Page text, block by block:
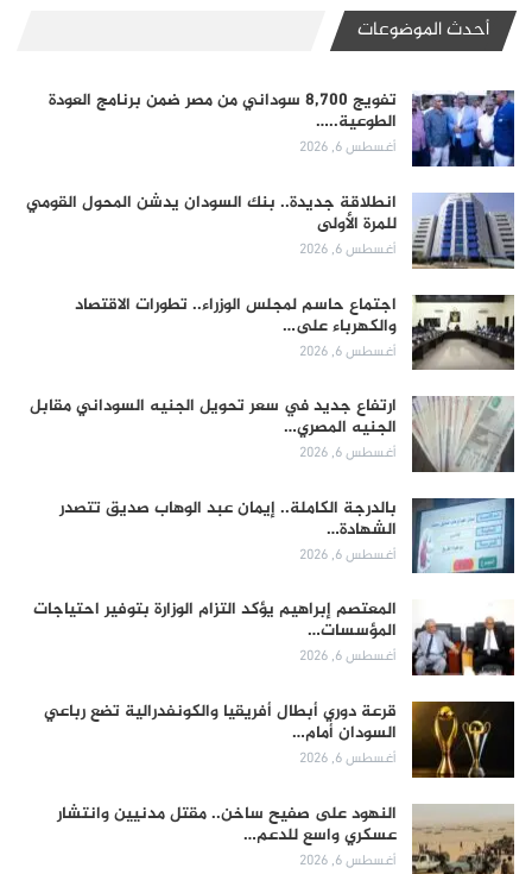
أحدث الموضوعات
تفويج 8,700 سوداني من مصر ضمن برنامج العودة
الطوعية..…
أغسطس 6, 2026
انطلاقة جديدة.. بنك السودان يدشن المحول القومي
للمرة الأولى
أغسطس 6, 2026
اجتماع حاسم لمجلس الوزراء.. تطورات الاقتصاد
والكهرباء على…
أغسطس 6, 2026
ارتفاع جديد في سعر تحويل الجنيه السوداني مقابل
الجنيه المصري…
أغسطس 6, 2026
بالدرجة الكاملة.. إيمان عبد الوهاب صديق تتصدر
الشهادة…
أغسطس 6, 2026
المعتصم إبراهيم يؤكد التزام الوزارة بتوفير احتياجات
المؤسسات…
أغسطس 6, 2026
قرعة دوري أبطال أفريقيا والكونفدرالية تضع رباعي
السودان أمام…
أغسطس 6, 2026
النهود على صفيح ساخن.. مقتل مدنيين وانتشار
عسكري واسع للدعم…
أغسطس 6, 2026